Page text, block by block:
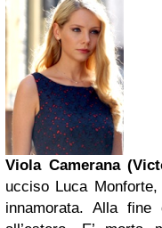
Viola Camerana
ucciso Luca
innamorata. Alla